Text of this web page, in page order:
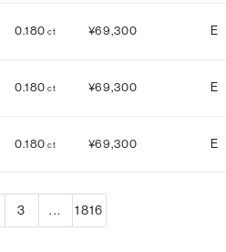
0.180 ct ¥69,300 E
0.180 ct ¥69,300 E
0.180 ct ¥69,300 E
3 ... 1816